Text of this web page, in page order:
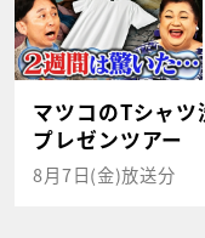
マツコのTシャ
プレゼンツアー
8月7日(金)放送分